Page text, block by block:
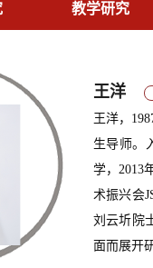
教学研究
王洋
王洋，
生导师。
学，2013
术振兴会
刘云圻院
面而展开